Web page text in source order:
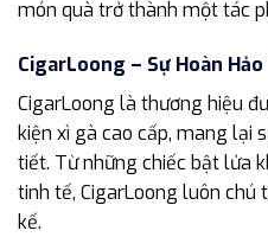
món quà trở thành một tác
CigarLoong – Sự Hoàn
CigarLoong là thương hiệu
kiện xì gà cao cấp, mang lại
tiết. Từ những chiếc bật lửa
tinh tế, CigarLoong luôn
kế.